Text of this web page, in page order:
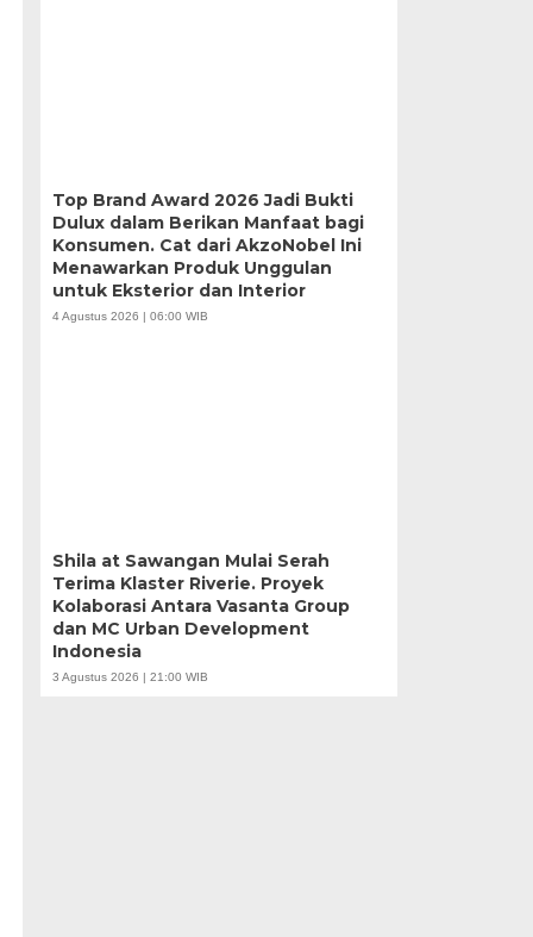
Top Brand Award 2026 Jadi Bukti
Dulux dalam Berikan Manfaat bagi
Konsumen. Cat dari AkzoNobel Ini
Menawarkan Produk Unggulan
untuk Eksterior dan Interior
4 Agustus 2026 | 06:00 WIB
Shila at Sawangan Mulai Serah
Terima Klaster Riverie. Proyek
Kolaborasi Antara Vasanta Group
dan MC Urban Development
Indonesia
3 Agustus 2026 | 21:00 WIB